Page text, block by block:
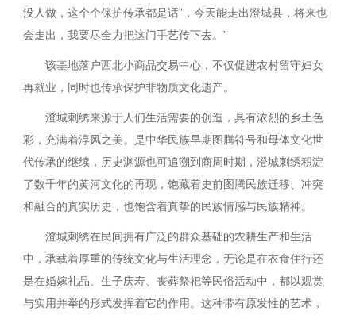
没人做，这个个保护传承都是话”，今天能走出澄城县，将来也
会走出，我要尽全力把这门手艺传下去。”
该基地落户西北小商品交易中心，不仅促进农村留守妇女
再就业，同时也传承保护非物质文化遗产。
澄城刺绣来源于人们生活需要的创造，具有浓烈的乡土色
彩，充满着淳风之美。是中华民族早期图腾符号和母体文化世
代传承的继续，历史渊源也可追溯到商周时期，澄城刺绣积淀
了数千年的黄河文化的再现，饱藏着史前图腾民族迁移、冲突
和融合的真实历史，也饱含着真挚的民族情感与民族精神。
澄城刺绣在民间拥有广泛的群众基础的农耕生产和生活
中，承载着厚重的传统文化与生活理念，无论是在衣食住行还
是在婚嫁礼品、生子庆寿、丧葬祭祀等民俗活动中，都以观赏
与实用并举的形式发挥着它的作用。这种带有原发性的艺术，